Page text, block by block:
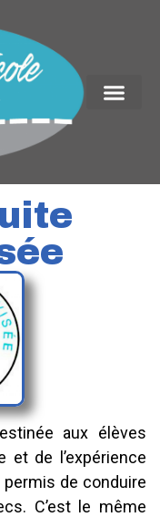
aux élèves
et de l’expérience
de conduire
C’est le même